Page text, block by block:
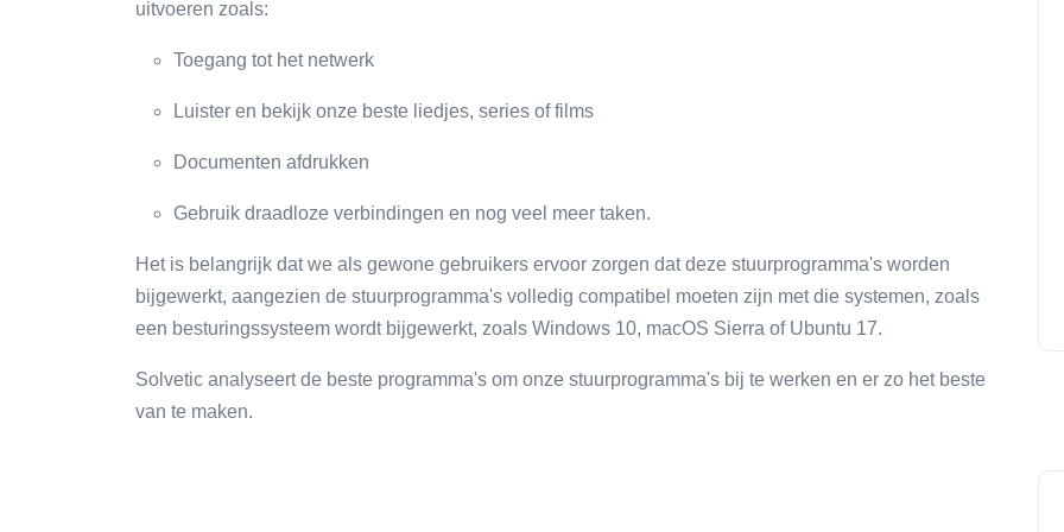
uitvoeren zoals:
Toegang tot het netwerk
Luister en bekijk onze beste liedjes, series of films
Documenten afdrukken
Gebruik draadloze verbindingen en nog veel meer taken.
Het is belangrijk dat we als gewone gebruikers ervoor zorgen dat deze stuurprogramma's worden
bijgewerkt, aangezien de stuurprogramma's volledig compatibel moeten zijn met die systemen, zoals
een besturingssysteem wordt bijgewerkt, zoals Windows 10, macOS Sierra of Ubuntu 17.
Solvetic analyseert de beste programma's om onze stuurprogramma's bij te werken en er zo het beste
van te maken.